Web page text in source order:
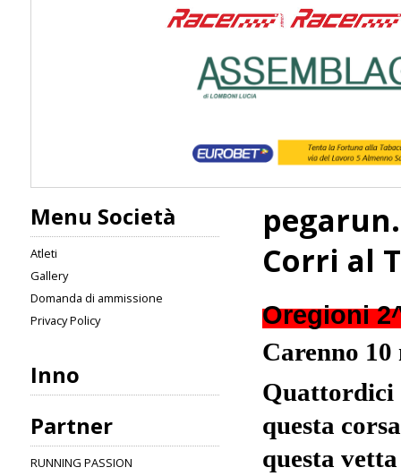
Menu Società
Atleti
Gallery
Domanda di ammissione
Privacy Policy
Inno
Partner
RUNNING PASSION
Corri al
Oregioni
Carenno 10
Quattordici
questa
questa